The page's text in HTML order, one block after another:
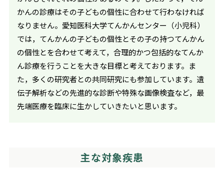
かんの診療はその子どもの個性に合わせて行わなければ
なりません。愛知医科大学てんかんセンター（小児科）
では，てんかんの子どもの個性とその子の持つてんかん
の個性とを合わせて考えて，合理的かつ包括的なてんか
ん診療を行うことを大きな目標と考えております。ま
た，多くの研究者との共同研究にも参加しています。遺
伝子解析などの先進的な診断や特殊な画像検査など，最
先端医療を臨床に生かしていきたいと思います。
主な対象疾患